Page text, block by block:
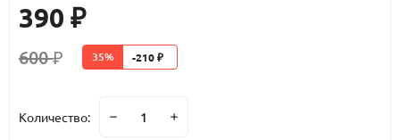
390 ₽
600₽ 35% -210 ₽
Количество: